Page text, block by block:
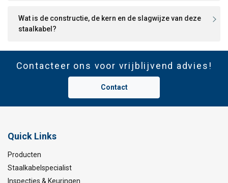
Wat is de constructie, de kern en de slagwijze van deze
staalkabel?
Contacteer ons voor vrijblijvend advies!
Contact
Quick Links
Producten
Staalkabelspecialist
Inspecties & Keuringen